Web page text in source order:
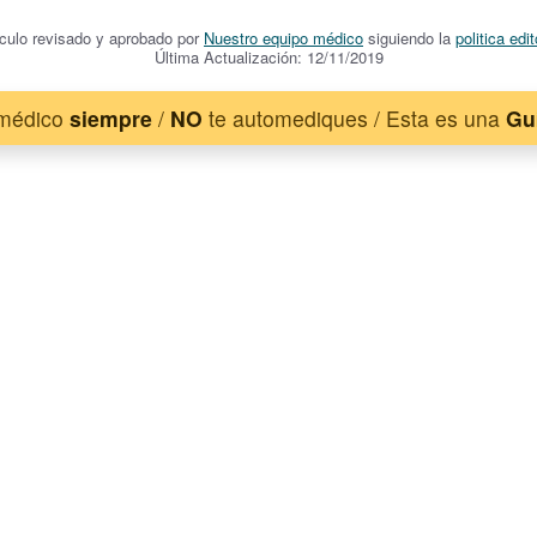
revisado y aprobado por Nuestro equipo médico siguiendo la politica
Última Actualización: 12/11/2019
siempre / NO te automediques / Esta es una